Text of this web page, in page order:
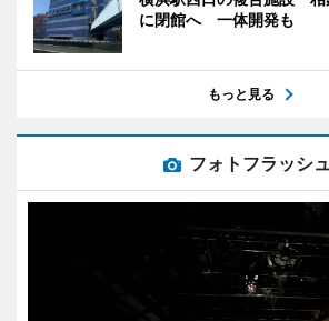
に閉館へ 一体開発も
もっと見る
フォトフラッシュ